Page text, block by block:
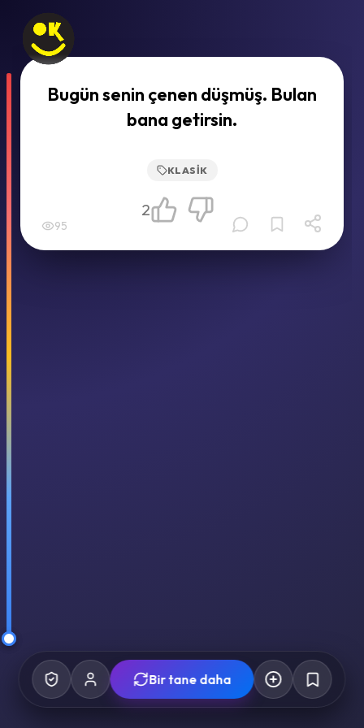
Bugün senin çenen düşmüş. Bulan
bana getirsin.
KLASIK
95
2
Bir tane daha